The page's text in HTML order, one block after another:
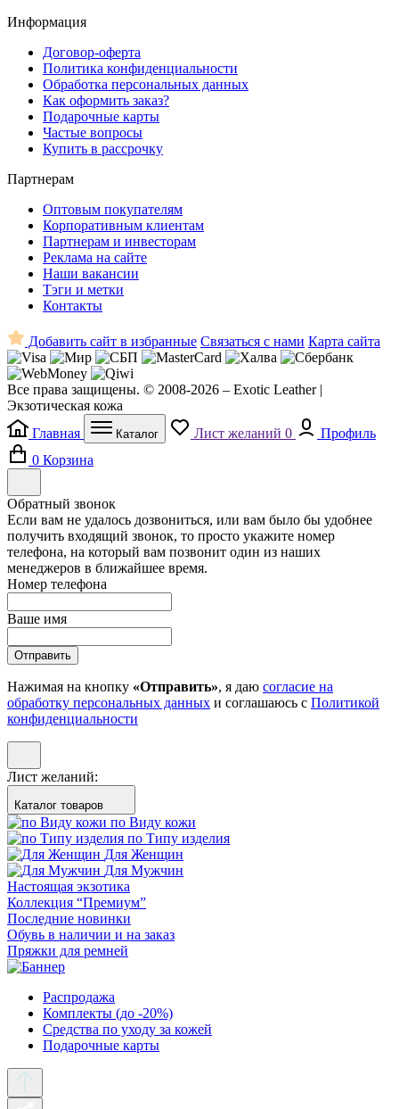
Информация
Договор-оферта
Политика конфиденциальности
Обработка персональных данных
Как оформить заказ?
Подарочные карты
Частые вопросы
Купить в рассрочку
Партнерам
Оптовым покупателям
Корпоративным клиентам
Партнерам и инвесторам
Реклама на сайте
Наши вакансии
Тэги и метки
Контакты
Добавить сайт в избранные Связаться с нами Карта сайта
Все права защищены. © 2008-2026 – Exotic Leather |
Экзотическая кожа
Главная
Каталог Лист желаний 0
Профиль
0 Корзина
Обратный звонок
Если вам не удалось дозвониться, или вам было бы удобнее
получить входящий звонок, то просто укажите номер
телефона, на который вам позвонит один из наших
менеджеров в ближайшее время.
Номер телефона
Ваше имя
Отправить
Нажимая на кнопку «Отправить», я даю согласие на
обработку персональных данных и соглашаюсь с Политикой
конфиденциальности
Лист желаний:
Каталог товаров
по Виду кожи
по Типу изделия
Для Женщин
Для Мужчин
Настоящая экзотика
Коллекция “Премиум”
Последние новинки
Обувь в наличии и на заказ
Пряжки для ремней
Распродажа
Комплекты (до -20%)
Средства по уходу за кожей
Подарочные карты